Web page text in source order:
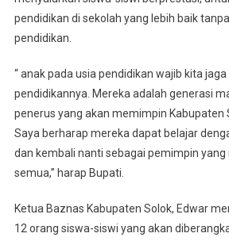
pendidikan di sekolah yang lebih baik
pendidikan.
“ anak pada usia pendidikan wajib kita
pendidikannya. Mereka adalah generasi
penerus yang akan memimpin Kabupaten
Saya berharap mereka dapat belajar
dan kembali nanti sebagai pemimpin
semua,” harap Bupati.
Ketua Baznas Kabupaten Solok, Edwar
12 orang siswa-siswi yang akan